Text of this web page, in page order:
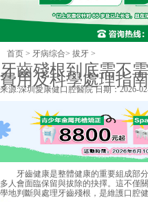
首页 > 牙病综合> 拔牙 >
牙齒殘根到底需不
費用及科學處理指南
来源:深圳愛康健口腔醫院日期：2026-
牙齒健康是整體健康的重要組成部分
多人會面臨保留與拔除的抉擇。這不僅
學地判斷與處理牙齒殘根，是維護口腔健